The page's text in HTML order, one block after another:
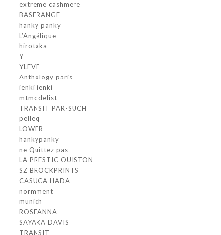
extreme cashmere
BASERANGE
hanky panky
L’Angélique
hirotaka
Y
YLEVE
Anthology paris
ienki ienki
mtmodelist
TRANSIT PAR-SUCH
pelleq
LOWER
hankypanky
ne Quittez pas
LA PRESTIC OUISTON
SZ BROCKPRINTS
CASUCA HADA
normment
munich
ROSEANNA
SAYAKA DAVIS
TRANSIT